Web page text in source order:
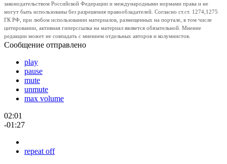
законодательством Российской Федерации и международными нормами права и не
могут быть использованы без разрешения правообладателей. Согласно ст.ст. 1274,1275
ГК РФ, при любом использовании материалов, размещенных на портале, в том числе
цитировании, активная гиперссылка на материал является обязательной. Мнение
редакции может не совпадать с мнением отдельных авторов и колумнистов.
Сообщение отправлено
play
pause
mute
unmute
max volume
02:01
-01:27
repeat off